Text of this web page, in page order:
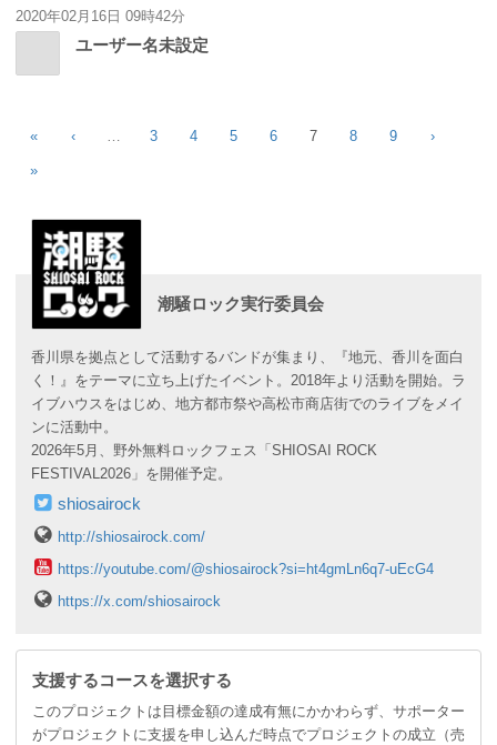
2020年02月16日 09時42分
ユーザー名未設定
« ‹ … 3 4 5 6 7 8 9 ›
»
潮騒ロック実行委員会
香川県を拠点として活動するバンドが集まり、『地元、香川を面白
く！』をテーマに立ち上げたイベント。2018年より活動を開始。ラ
イブハウスをはじめ、地方都市祭や高松市商店街でのライブをメイ
ンに活動中。
2026年5月、野外無料ロックフェス「SHIOSAI ROCK
FESTIVAL2026」を開催予定。
shiosairock
http://shiosairock.com/
https://youtube.com/@shiosairock?si=ht4gmLn6q7-uEcG4
https://x.com/shiosairock
支援するコースを選択する
このプロジェクトは目標金額の達成有無にかかわらず、サポーター
がプロジェクトに支援を申し込んだ時点でプロジェクトの成立（売